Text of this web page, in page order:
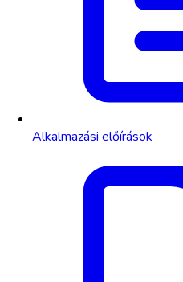
Alkalmazási előírások